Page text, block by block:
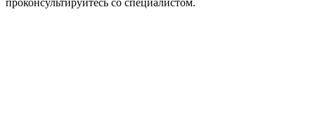
проконсультируйтесь со специалистом.